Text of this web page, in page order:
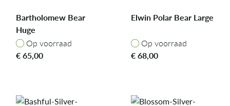
Bartholomew Bear
Huge
Op voorraad
Op voorraad
€65,00
Elwin Polar Bear Large
Op voorraad
Op voorraad
€68,00